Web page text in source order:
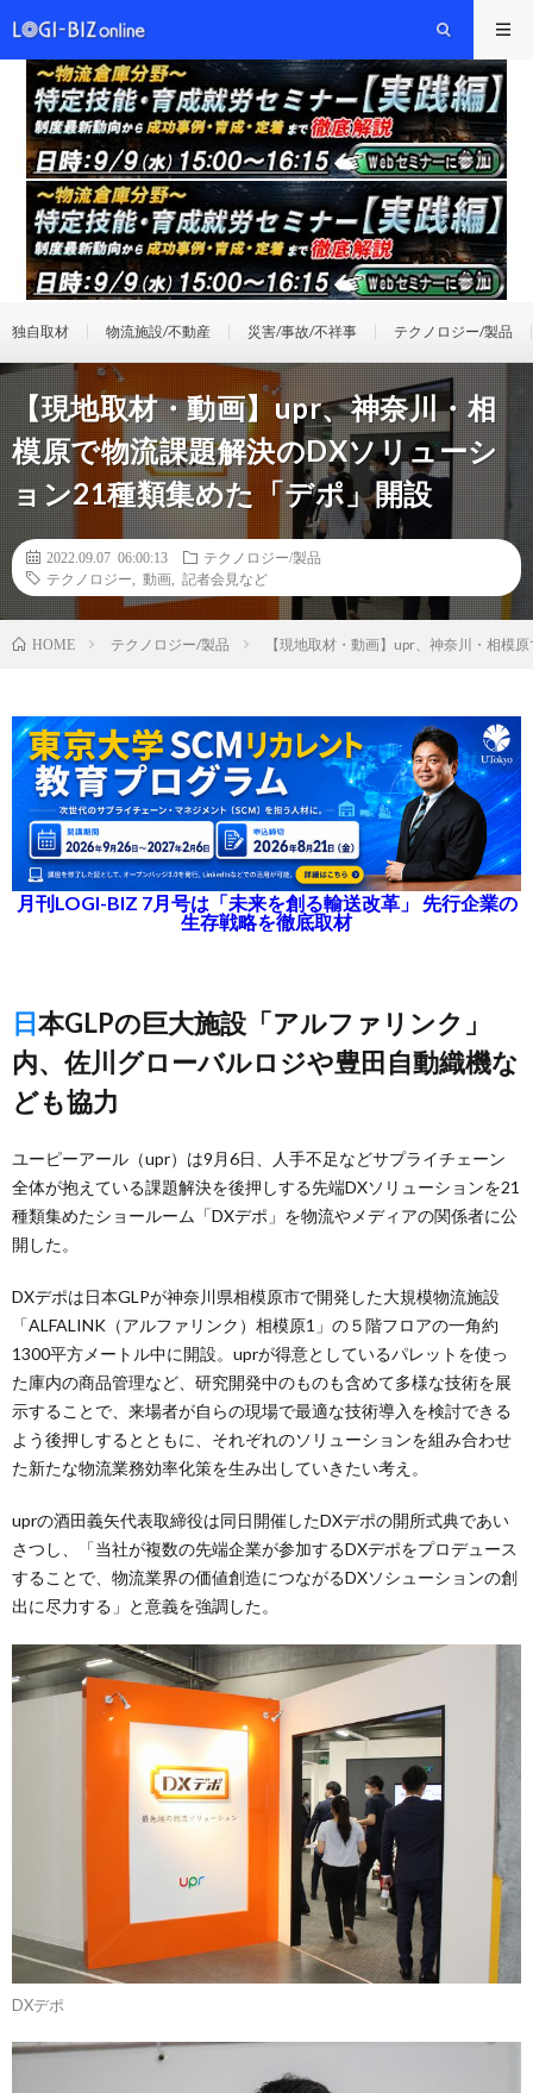
独自取材 物流施設/不動産 災害/事故/不祥事 テクノロジー/製品
【現地取材・動画】upr、神奈川・相
模原で物流課題解決のDXソリューシ
ョン21種類集めた「デポ」開設
2022.09.07 06:00:13
テクノロジー/製品
テクノロジー
動画 記者会見など
HOME テクノロジー/製品 【現地取材・動画】upr、神奈川・相模
月刊LOGI-BIZ 7月号は「未来を創る輸送改革」 先行企業の
生存戦略を徹底取材
日本GLPの巨大施設「アルファリンク」
内、佐川グローバルロジや豊田自動織機な
ども協力
ユーピーアール（upr）は9月6日、人手不足などサプライチェーン
全体が抱えている課題解決を後押しする先端DXソリューションを21
種類集めたショールーム「DXデポ」を物流やメディアの関係者に公
開した。
DXデポは日本GLPが神奈川県相模原市で開発した大規模物流施設
「ALFALINK（アルファリンク）相模原1」の５階フロアの一角約
1300平方メートル中に開設。uprが得意としているパレットを使っ
た庫内の商品管理など、研究開発中のものも含めて多様な技術を展
示することで、来場者が自らの現場で最適な技術導入を検討できる
よう後押しするとともに、それぞれのソリューションを組み合わせ
た新たな物流業務効率化策を生み出していきたい考え。
uprの酒田義矢代表取締役は同日開催したDXデポの開所式典であい
さつし、「当社が複数の先端企業が参加するDXデポをプロデュース
することで、物流業界の価値創造につながるDXソシューションの創
出に尽力する」と意義を強調した。
DXデポ